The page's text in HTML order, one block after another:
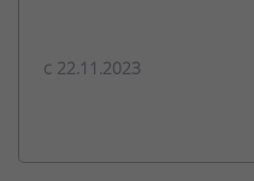
c 22.11.2023